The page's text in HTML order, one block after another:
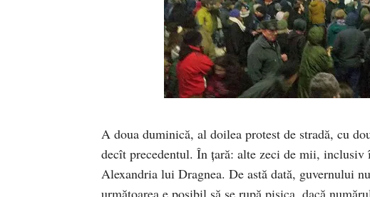
A doua duminică, al doilea protest de stradă, cu
decît precedentul. În țară: alte zeci de mii,
Alexandria lui Dragnea. De astă dată, guvernului
următoarea e posibil să se rupă pisica, dacă